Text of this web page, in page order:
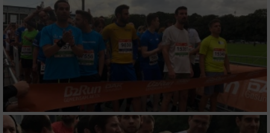
Notwendig
Performance
Werbung